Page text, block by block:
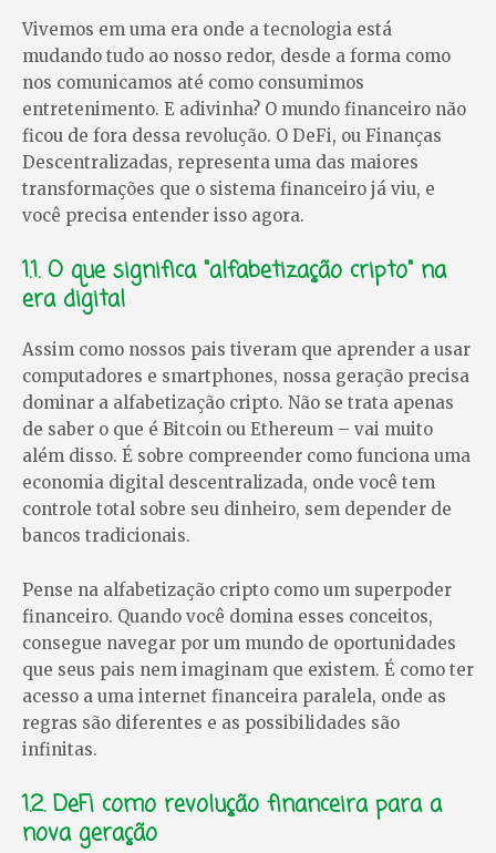
Vivemos em uma era onde a tecnologia está
mudando tudo ao nosso redor, desde a forma como
nos comunicamos até como consumimos
entretenimento. E adivinha? O mundo financeiro não
ficou de fora dessa revolução. O DeFi, ou Finanças
Descentralizadas, representa uma das maiores
transformações que o sistema financeiro já viu, e
você precisa entender isso agora.
1.1. O que significa "alfabetização cripto" na
era digital
Assim como nossos pais tiveram que aprender a usar
computadores e smartphones, nossa geração precisa
dominar a alfabetização cripto. Não se trata apenas
de saber o que é Bitcoin ou Ethereum – vai muito
além disso. É sobre compreender como funciona uma
economia digital descentralizada, onde você tem
controle total sobre seu dinheiro, sem depender de
bancos tradicionais.
Pense na alfabetização cripto como um superpoder
financeiro. Quando você domina esses conceitos,
consegue navegar por um mundo de oportunidades
que seus pais nem imaginam que existem. É como ter
acesso a uma internet financeira paralela, onde as
regras são diferentes e as possibilidades são
infinitas.
1.2. DeFi como revolução financeira para a
nova geração